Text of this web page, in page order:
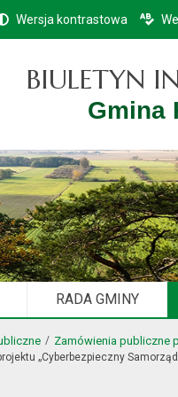
Wersja kontrastowa
BIULETYN
Gmina
RADA GMINY
Zamówienia publiczne
„Cyberbezpieczny